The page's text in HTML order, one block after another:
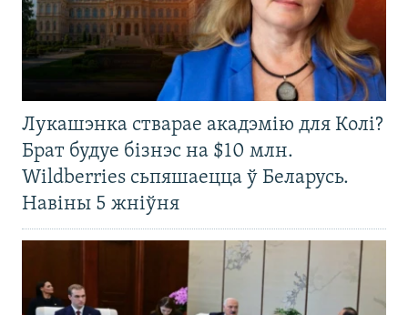
Лукашэнка стварае акадэмію для Колі?
Брат будуе бізнэс на $10 млн.
Wildberries сьпяшаецца ў Беларусь.
Навіны 5 жніўня